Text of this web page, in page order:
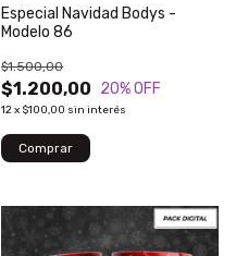
Especial Navidad Bodys -
Modelo 86
$1.200,00
$1.500,00
20% OFF
12x $100,00 sin interés